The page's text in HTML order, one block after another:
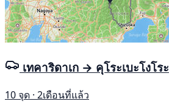
เทคาริดาเก → คุโระเบะโงโระ
10 จุด · 2เดือนที่แล้ว